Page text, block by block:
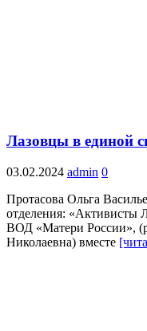
Лазовцы в единой
03.02.2024 admin 0
Протасова Ольга
отделения: «Активисты
ВОД «Матери России»,
Николаевна) вместе